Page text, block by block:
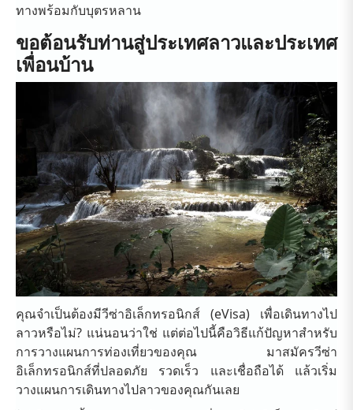
ทางพร้อมกับบุตรหลาน
ขอต้อนรับท่านสู่ประเทศลาวและประเทศ
เพื่อนบ้าน
คุณจำเป็นต้องมีวีซ่าอิเล็กทรอนิกส์ (eVisa) เพื่อเดินทางไป
ลาวหรือไม่? แน่นอนว่าใช่ แต่ต่อไปนี้คือวิธีแก้ปัญหาสำหรับ
การวางแผนการท่องเที่ยวของคุณ มาสมัครวีซ่า
อิเล็กทรอนิกส์ที่ปลอดภัย รวดเร็ว และเชื่อถือได้ แล้วเริ่ม
วางแผนการเดินทางไปลาวของคุณกันเลย